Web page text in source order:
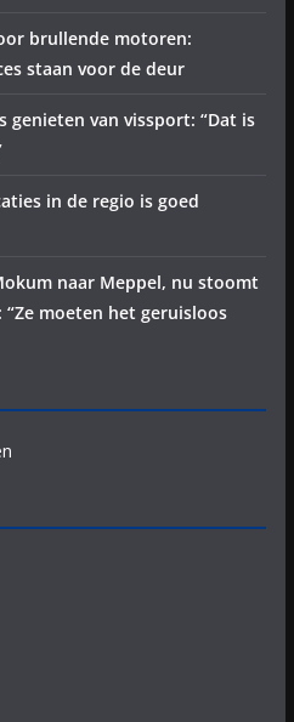
brullende motoren:
staan voor de deur
van vissport: “Dat is
in de regio is goed
naar Meppel, nu stoomt
“Ze moeten het geruisloos